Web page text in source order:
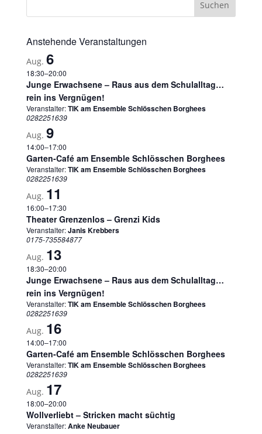
Anstehende Veranstaltungen
Aug. 6
18:30–20:00
Junge Erwachsene – Raus aus dem Schulalltag…
rein ins Vergnügen!
Veranstalter:TIK am Ensemble Schlösschen Borghees
0282251639
Aug. 9
14:00–17:00
Garten-Café am Ensemble Schlösschen Borghees
Veranstalter:TIK am Ensemble Schlösschen Borghees
0282251639
Aug. 11
16:00–17:30
Theater Grenzenlos – Grenzi Kids
Veranstalter:Janis Krebbers
0175-735584877
Aug. 13
18:30–20:00
Junge Erwachsene – Raus aus dem Schulalltag…
rein ins Vergnügen!
Veranstalter:TIK am Ensemble Schlösschen Borghees
0282251639
Aug. 16
14:00–17:00
Garten-Café am Ensemble Schlösschen Borghees
Veranstalter:TIK am Ensemble Schlösschen Borghees
0282251639
Aug. 17
18:00–20:00
Wollverliebt – Stricken macht süchtig
Veranstalter:Anke Neubauer